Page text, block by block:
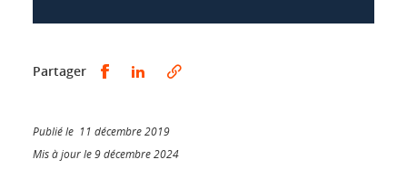
Partager Partager sur Facebook
Partager sur LinkedIn
Publié le 11 décembre 2019
Mis à jour le 9 décembre 2024